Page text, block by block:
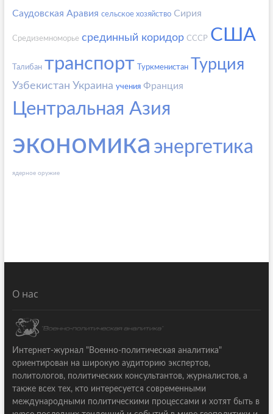
Саудовская Аравия сельское хозяйство Сирия
Средиземноморье срединный коридор СССР США
Талибан транспорт Туркменистан Турция
Узбекистан Украина учения Франция
Центральная Азия
экономика энергетика
ядерное оружие
О нас
Интернет-журнал "Военно-политическая аналитика"
ориентирован на широкую аудиторию экспертов,
политологов, политических консультантов, журналистов, а
также всех тех, кто интересуется современными
международными политическими процессами и хотят быть в